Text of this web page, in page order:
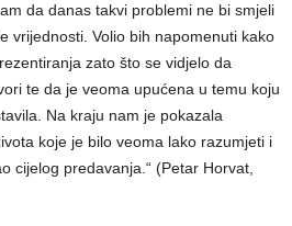
da danas takvi problemi ne bi smjeli
vrijednosti. Volio bih napomenuti kako
zato što se vidjelo da
te da je veoma upućena u temu koju
Na kraju nam je pokazala
koje je bilo veoma lako razumjeti i
cijelog predavanja.“ (Petar Horvat,